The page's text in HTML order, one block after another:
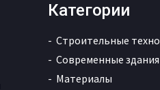
Категории
Строительные
Современные здания
Материалы